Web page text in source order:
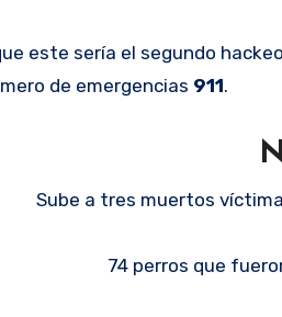
este sería el segundo
de emergencias 911.
Sube a tres muertos
74 perros que